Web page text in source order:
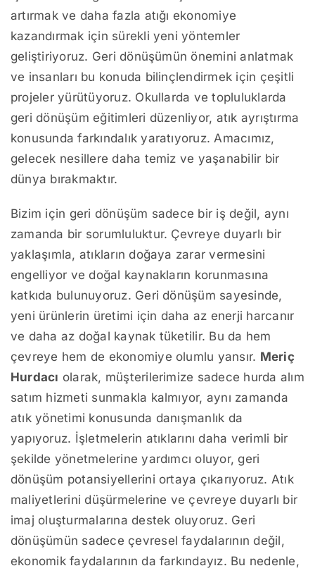
artırmak ve daha fazla atığı ekonomiye
kazandırmak için sürekli yeni yöntemler
geliştiriyoruz. Geri dönüşümün önemini anlatmak
ve insanları bu konuda bilinçlendirmek için çeşitli
projeler yürütüyoruz. Okullarda ve topluluklarda
geri dönüşüm eğitimleri düzenliyor, atık ayrıştırma
konusunda farkındalık yaratıyoruz. Amacımız,
gelecek nesillere daha temiz ve yaşanabilir bir
dünya bırakmaktır.
Bizim için geri dönüşüm sadece bir iş değil, aynı
zamanda bir sorumluluktur. Çevreye duyarlı bir
yaklaşımla, atıkların doğaya zarar vermesini
engelliyor ve doğal kaynakların korunmasına
katkıda bulunuyoruz. Geri dönüşüm sayesinde,
yeni ürünlerin üretimi için daha az enerji harcanır
ve daha az doğal kaynak tüketilir. Bu da hem
çevreye hem de ekonomiye olumlu yansır. Meriç
Hurdacı olarak, müşterilerimize sadece hurda alım
satım hizmeti sunmakla kalmıyor, aynı zamanda
atık yönetimi konusunda danışmanlık da
yapıyoruz. İşletmelerin atıklarını daha verimli bir
şekilde yönetmelerine yardımcı oluyor, geri
dönüşüm potansiyellerini ortaya çıkarıyoruz. Atık
maliyetlerini düşürmelerine ve çevreye duyarlı bir
imaj oluşturmalarına destek oluyoruz. Geri
dönüşümün sadece çevresel faydalarının değil,
ekonomik faydalarının da farkındayız. Bu nedenle,